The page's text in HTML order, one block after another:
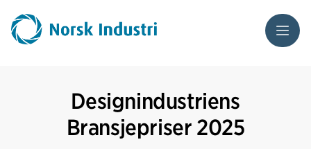
Meny
Designindustriens
Bransjepriser 2025